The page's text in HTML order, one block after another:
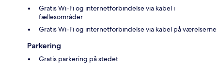
Gratis Wi-Fi og internetforbindelse via kabel i
fællesområder
Gratis Wi-Fi og internetforbindelse via kabel på værelserne
Parkering
Gratis parkering på stedet